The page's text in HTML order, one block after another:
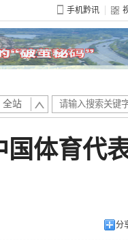
手机黔讯
全站
国体育代
分